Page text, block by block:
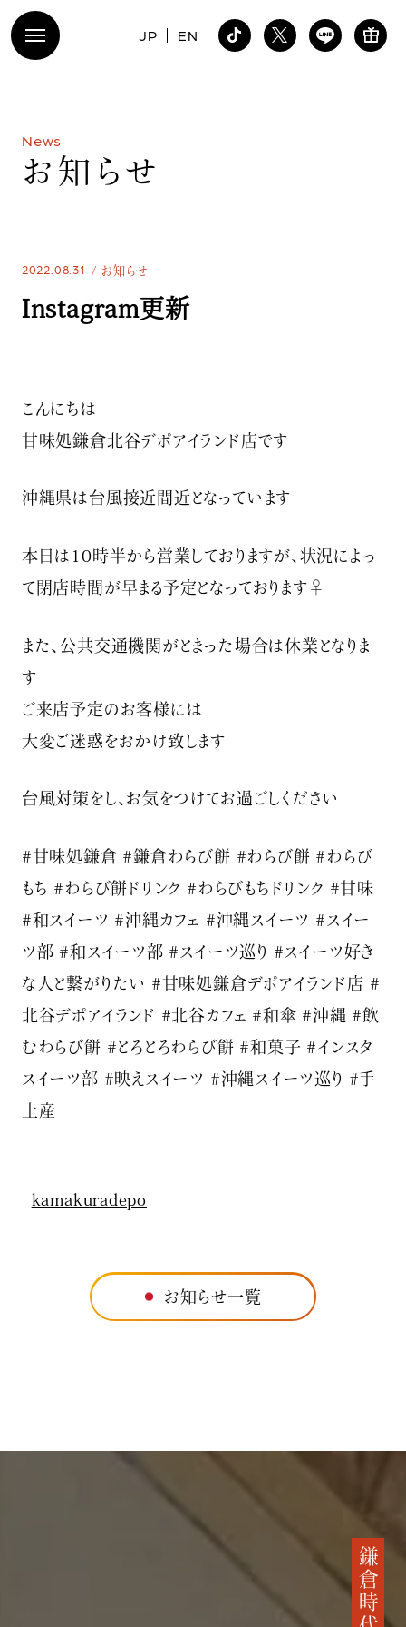
JP EN
News
お 知 ら せ
2022.08.31 お知らせ
Instagram更新
こんにちは️
甘味処鎌倉北谷デポアイランド店です
沖縄県は台風接近間近となっています
本日は10時半から営業しておりますが、状況によっ
て閉店時間が早まる予定となっております‍♀️
また、公共交通機関がとまった場合は休業となりま
す
ご来店予定のお客様には
大変ご迷惑をおかけ致します
台風対策をし、お気をつけてお過ごしください
#甘味処鎌倉 #鎌倉わらび餅 #わらび餅 #わらび
もち #わらび餅ドリンク #わらびもちドリンク #甘味
#和スイーツ #沖縄カフェ #沖縄スイーツ #スイー
ツ部 #和スイーツ部 #スイーツ巡り #スイーツ好き
な人と繋がりたい #甘味処鎌倉デポアイランド店 #
北谷デポアイランド #北谷カフェ #和傘 #沖縄 #飲
むわらび餅 #とろとろわらび餅 #和菓子 #インスタ
スイーツ部 #映えスイーツ #沖縄スイーツ巡り #手
土産
kamakuradepo
お知らせ一覧